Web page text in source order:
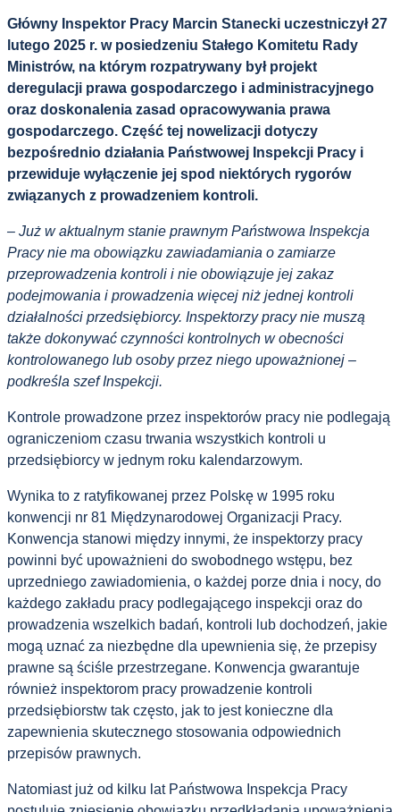
Główny Inspektor Pracy Marcin Stanecki uczestniczył 27
lutego 2025 r. w posiedzeniu Stałego Komitetu Rady
Ministrów, na którym rozpatrywany był projekt
deregulacji prawa gospodarczego i administracyjnego
oraz doskonalenia zasad opracowywania prawa
gospodarczego. Część tej nowelizacji dotyczy
bezpośrednio działania Państwowej Inspekcji Pracy i
przewiduje wyłączenie jej spod niektórych rygorów
związanych z prowadzeniem kontroli.
– Już w aktualnym stanie prawnym Państwowa Inspekcja
Pracy nie ma obowiązku zawiadamiania o zamiarze
przeprowadzenia kontroli i nie obowiązuje jej zakaz
podejmowania i prowadzenia więcej niż jednej kontroli
działalności przedsiębiorcy. Inspektorzy pracy nie muszą
także dokonywać czynności kontrolnych w obecności
kontrolowanego lub osoby przez niego upoważnionej –
podkreśla szef Inspekcji.
Kontrole prowadzone przez inspektorów pracy nie podlegają
ograniczeniom czasu trwania wszystkich kontroli u
przedsiębiorcy w jednym roku kalendarzowym.
Wynika to z ratyfikowanej przez Polskę w 1995 roku
konwencji nr 81 Międzynarodowej Organizacji Pracy.
Konwencja stanowi między innymi, że inspektorzy pracy
powinni być upoważnieni do swobodnego wstępu, bez
uprzedniego zawiadomienia, o każdej porze dnia i nocy, do
każdego zakładu pracy podlegającego inspekcji oraz do
prowadzenia wszelkich badań, kontroli lub dochodzeń, jakie
mogą uznać za niezbędne dla upewnienia się, że przepisy
prawne są ściśle przestrzegane. Konwencja gwarantuje
również inspektorom pracy prowadzenie kontroli
przedsiębiorstw tak często, jak to jest konieczne dla
zapewnienia skutecznego stosowania odpowiednich
przepisów prawnych.
Natomiast już od kilku lat Państwowa Inspekcja Pracy